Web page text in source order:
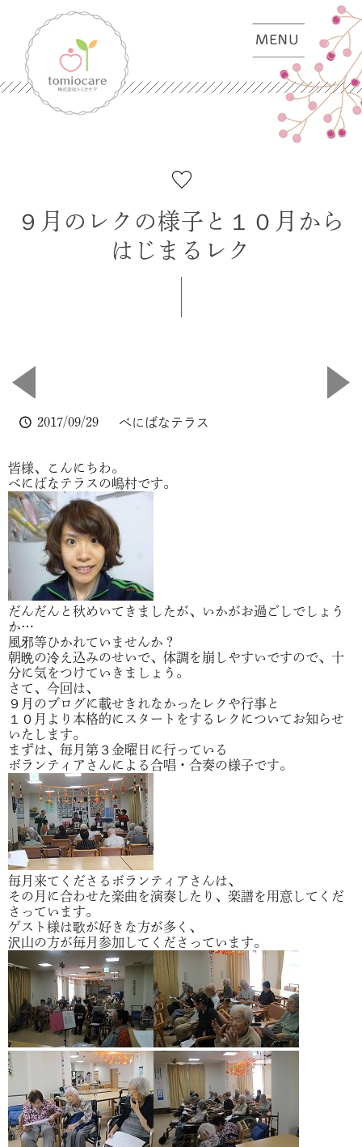
９月のレクの様子と１０月から
はじまるレク
2017/09/29 べにばなテラス
皆様、こんにちわ。
べにばなテラスの嶋村です。
だんだんと秋めいてきましたが、いかがお過ごしでしょう
か…
風邪等ひかれていませんか？
朝晩の冷え込みのせいで、体調を崩しやすいですので、十
分に気をつけていきましょう。
さて、今回は、
９月のブログに載せきれなかったレクや行事と
１０月より本格的にスタートをするレクについてお知らせ
いたします。
まずは、毎月第３金曜日に行っている
ボランティアさんによる合唱・合奏の様子です。
毎月来てくださるボランティアさんは、
その月に合わせた楽曲を演奏したり、楽譜を用意してくだ
さっています。
ゲスト様は歌が好きな方が多く、
沢山の方が毎月参加してくださっています。